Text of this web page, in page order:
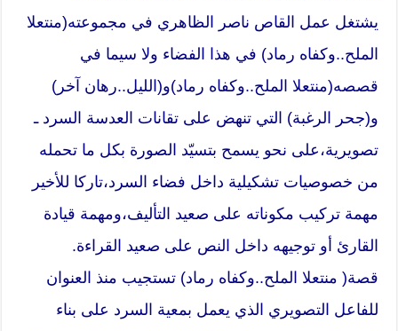
يشتغل عمل القاص ناصر الظاهري في مجموعته(منتعلا
الملح..وكفاه رماد) في هذا الفضاء ولا سيما في
قصصه(منتعلا الملح..وكفاه رماد)و(الليل..رهان آخر)
و(جحر الرغبة) التي تنهض على تقانات العدسة السرد ـ
تصويرية،على نحو يسمح بتسيّد الصورة بكل ما تحمله
من خصوصيات تشكيلية داخل فضاء السرد،تاركا للأخير
مهمة تركيب مكوناته على صعيد التأليف،ومهمة قيادة
القارئ أو توجيهه داخل النص على صعيد القراءة.
قصة( منتعلا الملح..وكفاه رماد) تستجيب منذ العنوان
للفاعل التصويري الذي يعمل بمعية السرد على بناء